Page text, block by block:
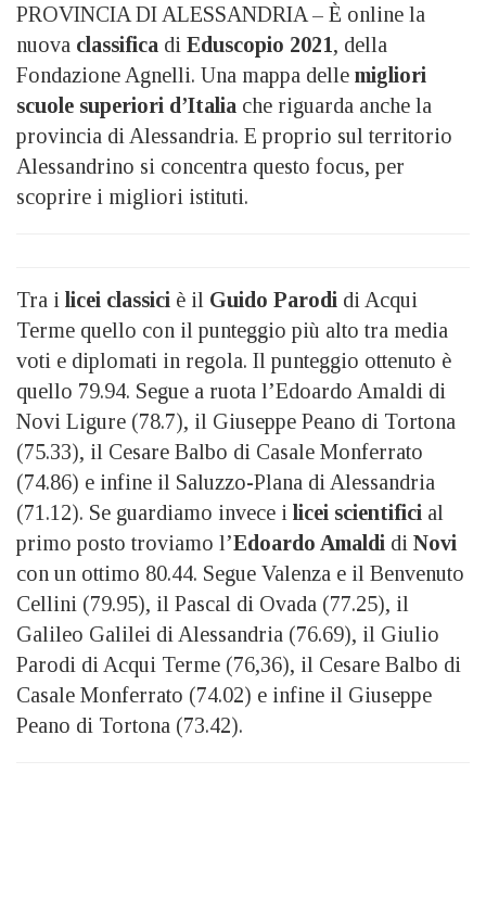
PROVINCIA DI ALESSANDRIA – È online la
nuova classifica di Eduscopio 2021, della
Fondazione Agnelli. Una mappa delle migliori
scuole superiori d’Italia che riguarda anche la
provincia di Alessandria. E proprio sul territorio
Alessandrino si concentra questo focus, per
scoprire i migliori istituti.
Tra i licei classici è il Guido Parodi di Acqui
Terme quello con il punteggio più alto tra media
voti e diplomati in regola. Il punteggio ottenuto è
quello 79.94. Segue a ruota l’Edoardo Amaldi di
Novi Ligure (78.7), il Giuseppe Peano di Tortona
(75.33), il Cesare Balbo di Casale Monferrato
(74.86) e infine il Saluzzo-Plana di Alessandria
(71.12). Se guardiamo invece i licei scientifici al
primo posto troviamo l’Edoardo Amaldi di Novi
con un ottimo 80.44. Segue Valenza e il Benvenuto
Cellini (79.95), il Pascal di Ovada (77.25), il
Galileo Galilei di Alessandria (76.69), il Giulio
Parodi di Acqui Terme (76,36), il Cesare Balbo di
Casale Monferrato (74.02) e infine il Giuseppe
Peano di Tortona (73.42).